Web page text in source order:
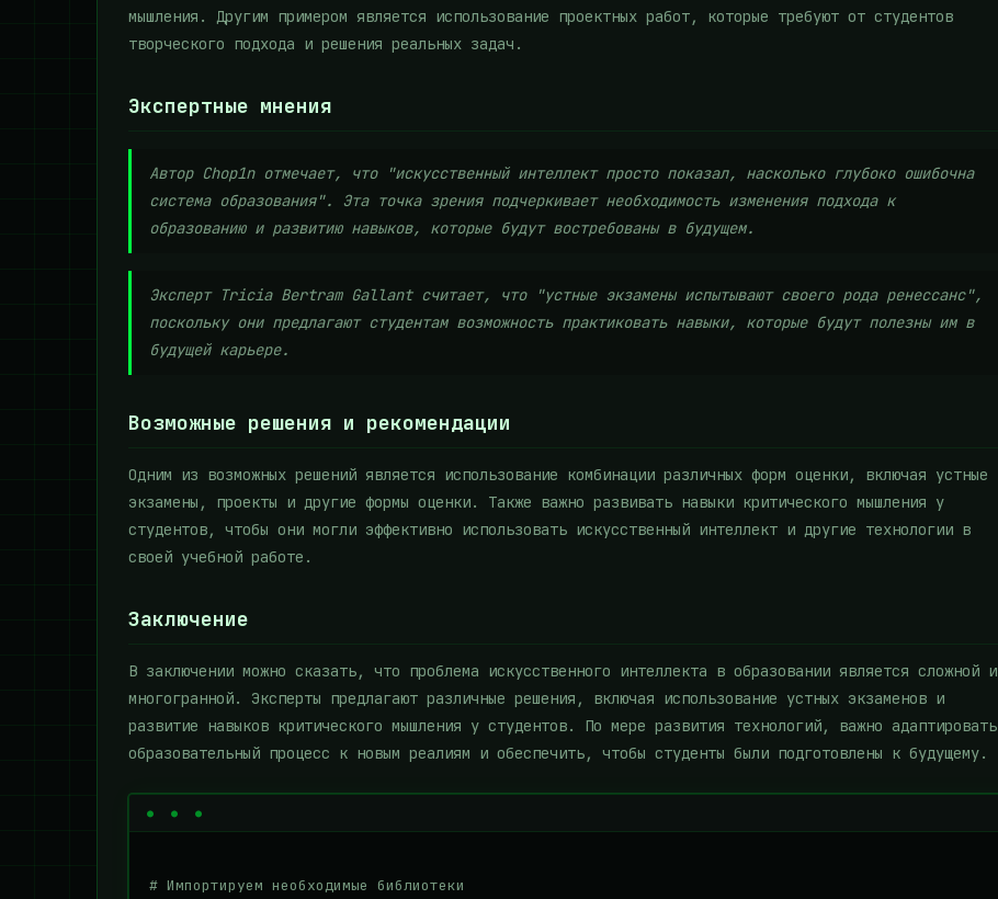
мышления. Другим примером является использование проектных работ, которые требуют от студентов
творческого подхода и решения реальных задач.
Экспертные мнения
Автор Chop1n отмечает, что "искусственный интеллект просто показал, насколько глубоко ошибочна
система образования". Эта точка зрения подчеркивает необходимость изменения подхода к
образованию и развитию навыков, которые будут востребованы в будущем.
Эксперт Tricia Bertram Gallant считает, что "устные экзамены испытывают своего рода ренессанс",
поскольку они предлагают студентам возможность практиковать навыки, которые будут полезны им в
будущей карьере.
Возможные решения и рекомендации
Одним из возможных решений является использование комбинации различных форм оценки, включая устные
экзамены, проекты и другие формы оценки. Также важно развивать навыки критического мышления у
студентов, чтобы они могли эффективно использовать искусственный интеллект и другие технологии в
своей учебной работе.
Заключение
В заключении можно сказать, что проблема искусственного интеллекта в образовании является сложной и
многогранной. Эксперты предлагают различные решения, включая использование устных экзаменов и
развитие навыков критического мышления у студентов. По мере развития технологий, важно адаптировать
образовательный процесс к новым реалиям и обеспечить, чтобы студенты были подготовлены к будущему.
# Импортируем необходимые библиотеки